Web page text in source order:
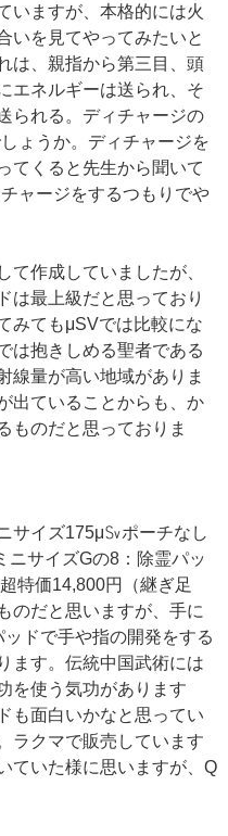
いますが、本格的には火
いを見てやってみたいと
は、親指から第三目、頭
エネルギーは送られ、そ
られる。ディチャージの
ょうか。ディチャージを
てくると先生から聞いて
ャージをするつもりでや
て作成していましたが、
は最上級だと思っており
みてもμSVでは比較にな
は抱きしめる聖者である
線量が高い地域がありま
出ていることからも、か
ものだと思っておりま
サイズ175μ㏜ポーチなし
サイズGの8：除霊パッ
特価14,800円（継ぎ足
のだと思いますが、手に
ドで手や指の開発をする
ます。伝統中国武術には
を使う気功があります
も面白いかなと思ってい
ラクマで販売しています
ていた様に思いますが、Q